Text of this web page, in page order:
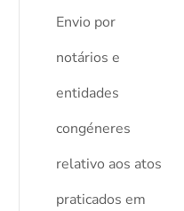
Envio por
notários e
entidades
congéneres
relativo aos atos
praticados em